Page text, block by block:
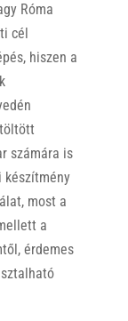
Róma
cél
hiszen a
számára is
készítmény
most a
a
érdemes